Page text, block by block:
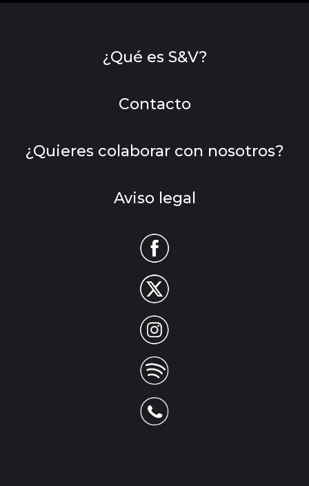
¿Qué es S&V?
Contacto
¿Quieres colaborar con nosotros?
Aviso legal